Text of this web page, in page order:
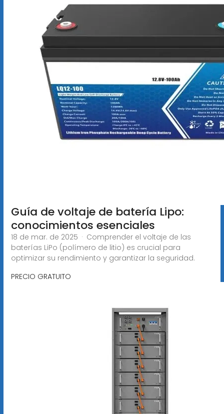
Guía de voltaje de batería Lipo:
conocimientos esenciales
18 de mar. de 2025 · Comprender el voltaje de las
baterías LiPo (polímero de litio) es crucial para
optimizar su rendimiento y garantizar la seguridad.
PRECIO GRATUITO